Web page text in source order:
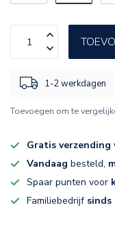
1-2 werkdagen
Toevoegen om te
Gratis verzending
Vandaag besteld,
Spaar punten voor
Familiebedrijf sinds